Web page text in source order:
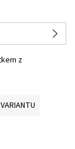
z